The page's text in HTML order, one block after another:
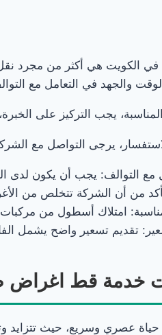
الكويت هي أكثر من مجرد نقل،
والجهد في التعامل مع
يجب التركيز على
يرجى التواصل مع
مع التوالف: يجب أن يكون لدى
من أن الشركة تتخلص من
امتلاك أسطول من
تقديم تسعير واضح يشمل
خدمة قط اغراض
عصري وسريع، حيث تتزايد